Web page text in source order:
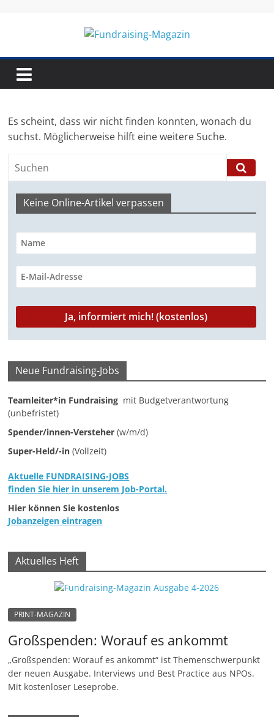
Fundraising-
B
c
n
a
g
a
z
i
n
z
i
a
l
a
t
i
n
Es scheint, dass wir nicht finden konnten, wonach du
suchst. Möglicherweise hilft eine weitere Suche.
Keine Online-Artikel verpassen
Neue Fundraising-Jobs
Teamleiter*in Fundraising mit Budgetverantwortung
(unbefristet)
Spender/innen-Versteher (w/m/d)
Super-Held/-in (Vollzeit)
Aktuelle FUNDRAISING-JOBS
finden Sie hier in unserem Job-Portal.
Hier können Sie kostenlos
Jobanzeigen eintragen
Aktuelles Heft
PRINT-MAGAZIN
Großspenden: Worauf es ankommt
„Großspenden: Worauf es ankommt“ ist Themenschwerpunkt
der neuen Ausgabe. Interviews und Best Practice aus NPOs.
Mit kostenloser Leseprobe.